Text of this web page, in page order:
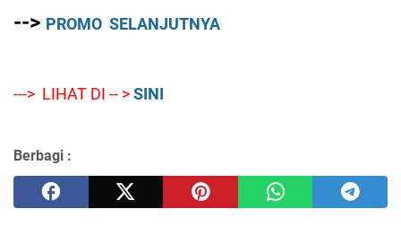
--> PROMO SELANJUTNYA
---> LIHAT DI -- >SINI
Berbagi :